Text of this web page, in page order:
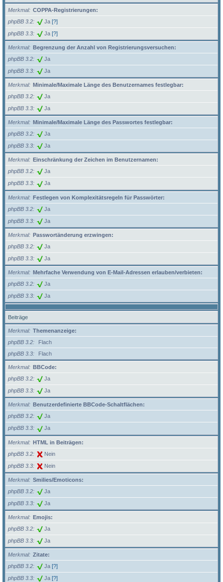
Merkmal
COPPA-Registrierungen:
phpBB 3.2
Ja [?]
phpBB 3.3 Ja [?]
Merkmal
Begrenzung der Anzahl von Registrierungsversuchen:
phpBB 3.2
Ja
phpBB 3.3 Ja
Merkmal
Minimale/Maximale Länge des Benutzernames festlegbar:
phpBB 3.2
Ja
phpBB 3.3 Ja
Merkmal
Minimale/Maximale Länge des Passwortes festlegbar:
phpBB 3.2
Ja
phpBB 3.3 Ja
Merkmal
Einschränkung der Zeichen im Benutzernamen:
phpBB 3.2
Ja
phpBB 3.3 Ja
Merkmal
Festlegen von Komplexitätsregeln für Passwörter:
phpBB 3.2
Ja
phpBB 3.3 Ja
Merkmal
Passwortänderung erzwingen:
phpBB 3.2
Ja
phpBB 3.3 Ja
Merkmal
Mehrfache Verwendung von E-Mail-Adressen erlauben/verbieten:
phpBB 3.2
Ja
phpBB 3.3 Ja
Beiträge
Merkmal
Themenanzeige:
phpBB 3.2
Flach
phpBB 3.3
Flach
Merkmal
BBCode:
phpBB 3.2
Ja
phpBB 3.3 Ja
Merkmal
Benutzerdefinierte BBCode-Schaltflächen:
phpBB 3.2
Ja
phpBB 3.3 Ja
Merkmal
HTML in Beiträgen:
phpBB 3.2
Nein
phpBB 3.3 Nein
Merkmal
Smilies/Emoticons:
phpBB 3.2
Ja
phpBB 3.3 Ja
Merkmal
Emojis:
phpBB 3.2
Ja
phpBB 3.3 Ja
Merkmal
Zitate:
phpBB 3.2
Ja [?]
phpBB 3.3 Ja [?]